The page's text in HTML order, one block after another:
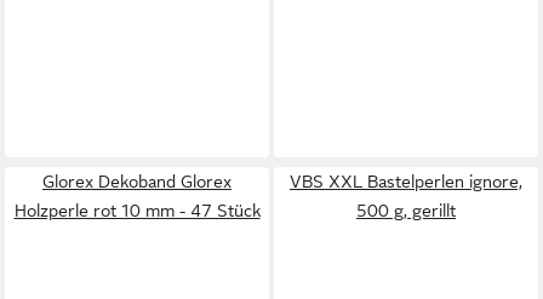
Glorex Dekoband Glorex
Holzperle rot 10 mm - 47 Stück
VBS XXL Bastelperlen ignore,
500 g, gerillt